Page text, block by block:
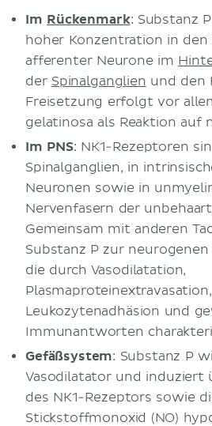
Im Rückenmark: Substanz
hoher Konzentration in
afferenter Neurone im
der Spinalganglien und den
Freisetzung erfolgt vor
gelatinosa als Reaktion auf
Im PNS: NK1-Rezeptoren
Spinalganglien, in
Neuronen sowie in
Nervenfasern der
Gemeinsam mit anderen
Substanz P zur
die durch Vasodilatation,
Plasmaproteinextravasation,
Leukozytenadhäsion und
Immunantworten
Gefäßsystem: Substanz P
Vasodilatator und induziert
des NK1-Rezeptors sowie
Stickstoffmonoxid (NO)